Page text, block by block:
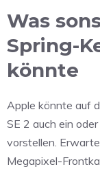
Was
Spring-
könnte
Apple könnte auf
SE 2 auch ein
vorstellen.
Megapixel-